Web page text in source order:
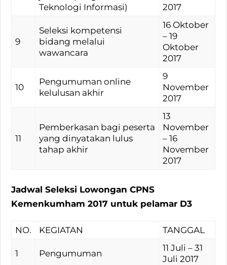
Teknologi Informasi)
2017
9
Seleksi kompetensi
bidang melalui
wawancara
16 Oktober
– 19
Oktober
2017
10
Pengumuman online
kelulusan akhir
9
November
2017
11
Pemberkasan bagi peserta
yang dinyatakan lulus
tahap akhir
13
November
– 16
November
2017
Jadwal Seleksi Lowongan CPNS
Kemenkumham 2017 untuk pelamar D3
NO. KEGIATAN TANGGAL
1 Pengumuman
11 Juli – 31
Juli 2017